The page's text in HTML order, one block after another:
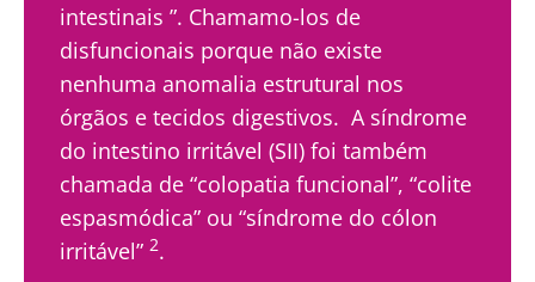
intestinais ”. Chamamo-los de
disfuncionais porque não existe
nenhuma anomalia estrutural nos
órgãos e tecidos digestivos. A síndrome
do intestino irritável (SII) foi também
chamada de “colopatia funcional”, “colite
espasmódica” ou “síndrome do cólon
irritável” 2.